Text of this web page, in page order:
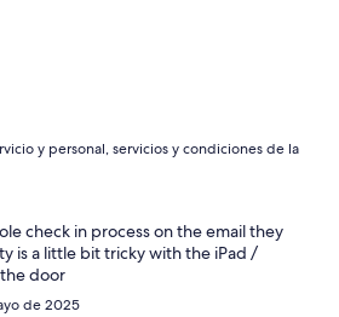
y personal, servicios y condiciones de la
check in process on the email they
is a little bit tricky with the iPad /
door
de 2025